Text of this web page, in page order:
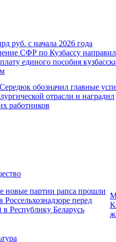
руб. с начала 2026 года
СФР по Кузбассу
единого пособия
обозначил главные
отрасли и наградил
работников
новые партии рапса прошли
Россельхознадзоре перед
в Республику Беларусь